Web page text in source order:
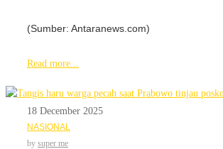
(Sumber: Antaranews.com)
Read more...
18 December 2025
NASIONAL
by super me